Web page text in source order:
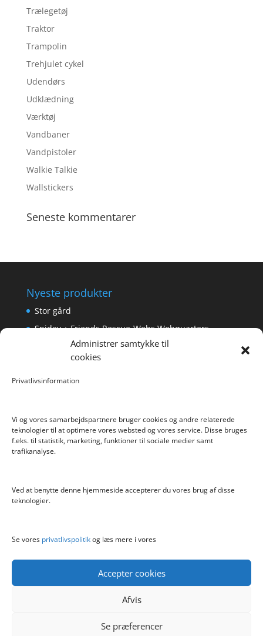
Administrer samtykke til
cookies
Privatlivsinformation
Vi og vores samarbejdspartnere bruger cookies og andre relaterede
teknologier til at optimere vores websted og vores service. Disse bruges
f.eks. til statistik, marketing, funktioner til sociale medier samt
trafikanalyse.
Ved at benytte denne hjemmeside accepterer du vores brug af disse
teknologier.
Se vores privatlivspolitikog læs mere i vores
Accepter cookies
Afvis
Se præferencer
Trælegetøj
Traktor
Trampolin
Trehjulet cykel
Udendørs
Udklædning
Værktøj
Vandbaner
Vandpistoler
Walkie Talkie
Wallstickers
Seneste kommentarer
Nyeste produkter
Stor gård
Spidey + Friends Rescue-Webs Webquarters
Forlængerkabel til håndkontrol 2×2 m.
Pokemon Skoletaske med 4 Dele
Hyggeligt fehjem med gyldent enhjørning
Info
Kontakt
Privatlivspolitik